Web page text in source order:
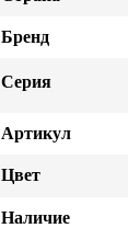
Бренд
Серия
Артикул
Цвет
Наличие